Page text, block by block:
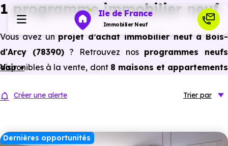
Ile de France
Immobilier Neuf
Programmes neufs
Habiter
1 programme immobilier neuf
Vous avez unprojet d’achat immobilier neuf à Bois-
d'Arcy (78390)? Retrouvez nos programmes neufs
disponibles à la vente, dont 8 maisons et appartements
et sans frais d’agence
à Bois-d'Arcy (78390) , vous pouvez aussi bénéficier des
Voir +
Créer une alerte Trier par
Dernières opportunités